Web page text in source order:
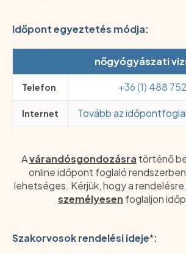
Időpont egyeztetés módja:
nőgyógyászati
Telefon +36 (1) 488
Internet Tovább az
Avárandósgondozásra történő
online időpont foglaló
lehetséges. Kérjük, hogy a rendelésre
személyesen foglaljon
Szakorvosok rendelési ideje*: